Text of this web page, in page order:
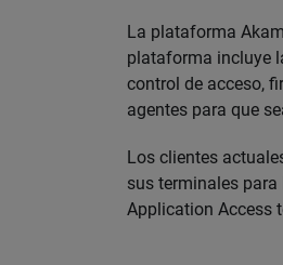
La plataforma
plataforma incluye
control de acceso,
agentes para que
Los clientes
sus terminales para
Application Access